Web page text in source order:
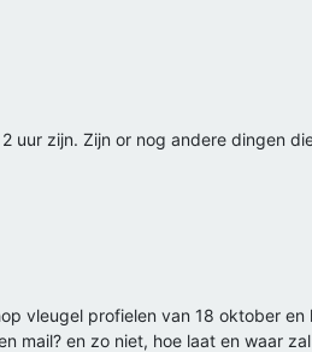
uur zijn. Zijn or nog andere dingen
vleugel profielen van 18 oktober
mail? en zo niet, hoe laat en waar